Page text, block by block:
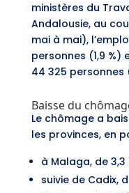
ministères du
Andalousie, au
mai à mai),
personnes (1,9
44 325 personnes
Baisse du
Le chômage a
les provinces, en
à Malaga, de 3,3
suivie de Cadix,